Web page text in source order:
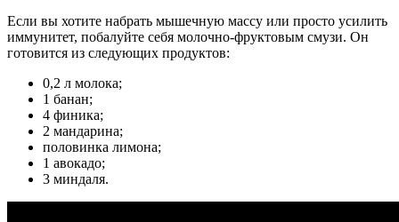
Если вы хотите набрать мышечную массу или просто усилить
иммунитет, побалуйте себя молочно-фруктовым смузи. Он
готовится из следующих продуктов:
0,2 л молока;
1 банан;
4 финика;
2 мандарина;
половинка лимона;
1 авокадо;
3 миндаля.